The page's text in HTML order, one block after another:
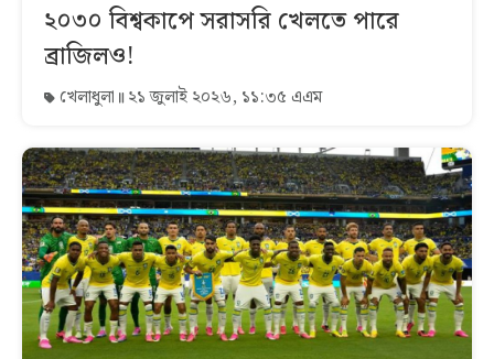
২০৩০ বিশ্বকাপে সরাসরি খেলতে পারে
ব্রাজিলও!
খেলাধুলা ২১ জুলাই ২০২৬, ১১:৩৫ এএম